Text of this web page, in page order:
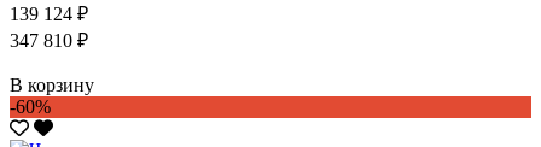
139 124 ₽
347 810 ₽
В корзину
-60%